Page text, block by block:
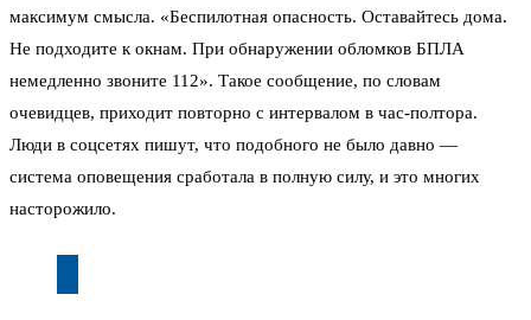
максимум смысла. «Беспилотная опасность. Оставайтесь дома.
Не подходите к окнам. При обнаружении обломков БПЛА
немедленно звоните 112». Такое сообщение, по словам
очевидцев, приходит повторно с интервалом в час-полтора.
Люди в соцсетях пишут, что подобного не было давно —
система оповещения сработала в полную силу, и это многих
насторожило.